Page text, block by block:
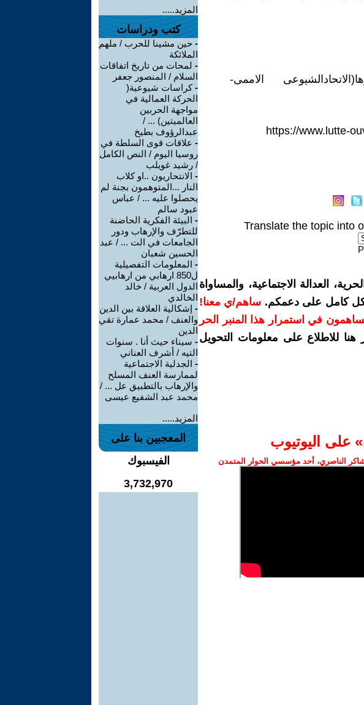
الاممى-
https://www.lutte-
Translate the topic into
العدالة الاجتماعية، والمساواة
كامل على دعمكم. ساهم/ي معنا!
تساهمون في استمرار هذا المنبر الحر
هنا للاطلاع على معلومات التحويل
على اليوتيوب
الناصري، أحد مؤسسي الحوار المتمدن
المزيد.....
كتب ودراسات
- حين مشينا للحرب / ملهم
الملائكة
- لمحات من تاريخ اتفاقات
السلام / المنصور جعفر
-كراسات شيوعية(
الحركة العمالية في
مواجهة الحربين
العالميتين) ... /
عبدالرؤوف بطيخ
- علاقات قوى السلطة في
روسيا اليوم / النص الكامل
/ رشيد غويلب
- الانتحاريون ..او كلاب
النار ...المتوهمون بجنة لم
يحصلوا عليه ... / عباس
عبود سالم
- البيئة الفكرية الحاضنة
للتطرّف والإرهاب ودور
الجامعات في الت ... / عبد
الحسين شعبان
- المعلومات التفصيلية
ل850 ارهابي من ارهابيي
الدول العربية / خالد
الخالدي
- إشكالية العلاقة بين الدين
والعنف / محمد عمارة تقي
الدين
- سيناء حيث أنا . سنوات
التيه / أشرف العناني
- الجدلية الاجتماعية
لممارسة العنف المسلح
والإرهاب بالتطبيق عل ... /
محمد عبد الشفيع عيسى
المزيد.....
المعجبين بنا على
الفيسبوك
3,732,970